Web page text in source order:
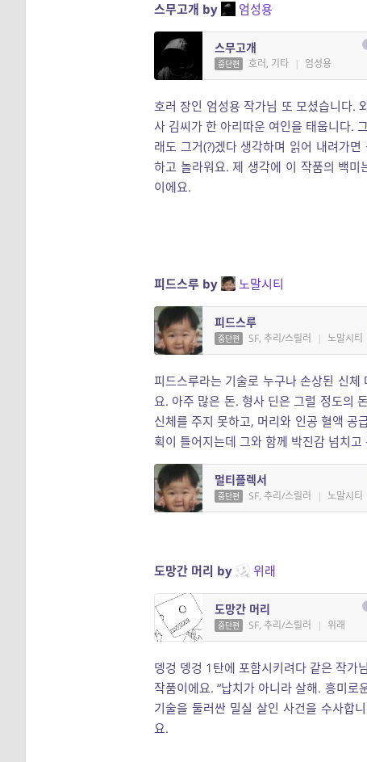
스무고개 by 엄성용
스무고개
중단편 호러, 기타 | 엄성용
호러 장인 엄성용 작가님 또 모셨습니다.
사 김씨가 한 아리따운 여인을 태웁니다.
래도 그거(?)겠다 생각하며 읽어 내려가
하고 놀라워요. 제 생각에 이 작품의 백
이에요.
피드스루 by 노말시티
피드스루
중단편 SF, 추리/스릴러 | 노말시티
피드스루라는 기술로 누구나 손상된 신
요. 아주 많은 돈. 형사 딘은 그럴 정도의
신체를 주지 못하고, 머리와 인공 혈액 공
획이 틀어지는데 그와 함께 박진감 넘치
멀티플렉서
중단편 SF, 추리/스릴러 | 노말시티
도망간 머리 by 위래
도망간 머리
중단편 SF, 추리/스릴러 | 위래
뎅겅 뎅겅 1탄에 포함시키려다 같은 작가
작품이에요. “납치가 아니라 살해. 흥미
기술을 둘러싼 밀실 살인 사건을 수사합
요.